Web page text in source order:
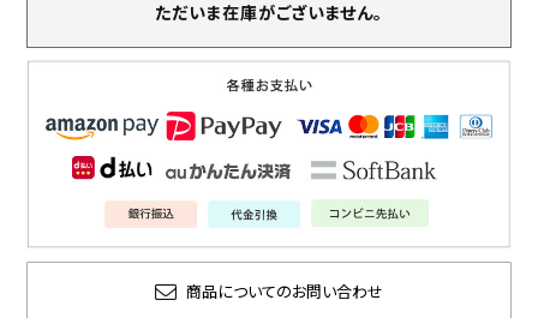
ただいま在庫がございません。
商品についてのお問い合わせ